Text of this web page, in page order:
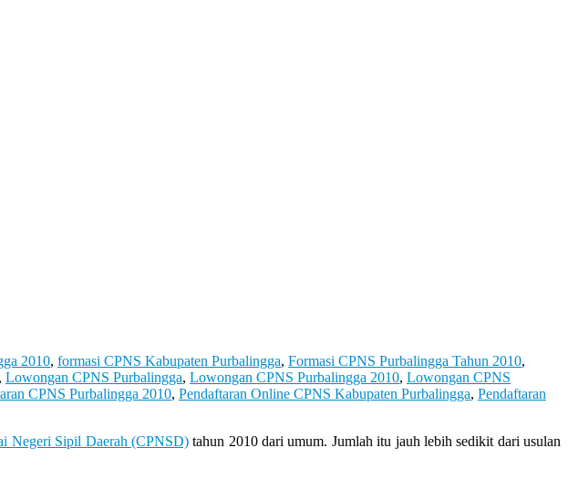
2010, formasi CPNS Kabupaten Purbalingga, Formasi CPNS Purbalingga Tahun 2010,
, Lowongan CPNS Purbalingga, Lowongan CPNS Purbalingga 2010, Lowongan CPNS
CPNS Purbalingga 2010, Pendaftaran Online CPNS Kabupaten Purbalingga, Pendaftaran
Negeri Sipil Daerah (CPNSD)tahun 2010 dari umum. Jumlah itu jauh lebih sedikit dari usulan